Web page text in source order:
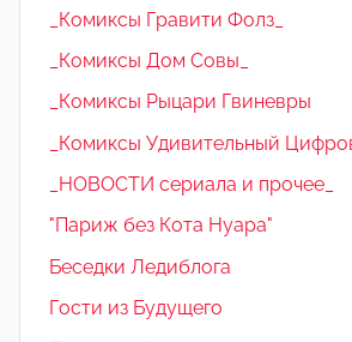
_Комиксы Гравити Фолз_
_Комиксы Дом Совы_
_Комиксы Рыцари Гвиневры
_Комиксы Удивительный
_НОВОСТИ сериала и прочее_
"Париж без Кота Нуара"
Беседки Ледиблога
Гости из Будущего